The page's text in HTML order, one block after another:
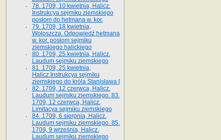
78. 1709, 10 kwietnia, Halicz.
Instrukcya sejmiku ziemskiego
posłom do hetmana w. kor.
79. 1709, 18 kwietnia,
Wołoszcza. Odpowiedź hetmana
w. kor. posłom sejmiku
ziemskiego halickiego
80. 1709, 25 kwietnia, Halicz.
Laudum sejmiku ziemskiego
81. 1709, 25 kwietnia,
Halicz.Instrukcya sejmiku
ziemskiego do króla Stanisława I
82. 1709, 12 czerwca, Halicz.
Laudum sejmiku ziemskiego. 83.
1709, 12 czerwca, Halicz.
Limitacya sejmiku ziemskiego
84. 1709, 6 sierpnia, Halicz.
Laudum sejmiku ziemskiego. 85.
1709, 9 września, Halicz.
Laudum sejmiku ziemskiego